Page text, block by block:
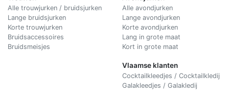
Alle trouwjurken / bruidsjurken
Lange bruidsjurken
Korte trouwjurken
Bruidsaccessoires
Bruidsmeisjes
Alle avondjurken
Lange avondjurken
Korte avondjurken
Lang in grote maat
Kort in grote maat
Vlaamse klanten
Cocktailkleedjes / Cocktailkledij
Galakleedjes / Galakledij